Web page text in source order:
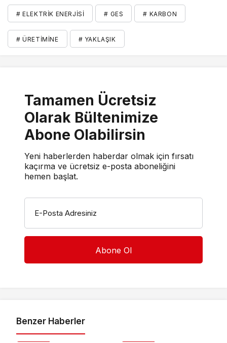
# ELEKTRIK ENERJISI # GES # KARBON
# ÜRETIMINE # YAKLAŞIK
Tamamen Ücretsiz
Olarak Bültenimize
Abone Olabilirsin
Yeni haberlerden haberdar olmak için fırsatı
kaçırma ve ücretsiz e-posta aboneliğini
hemen başlat.
E-Posta Adresiniz
Benzer Haberler
Ekonomi